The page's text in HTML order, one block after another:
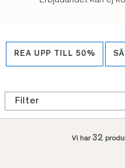
REA UPP TILL 50%
Filter
Vi har 32